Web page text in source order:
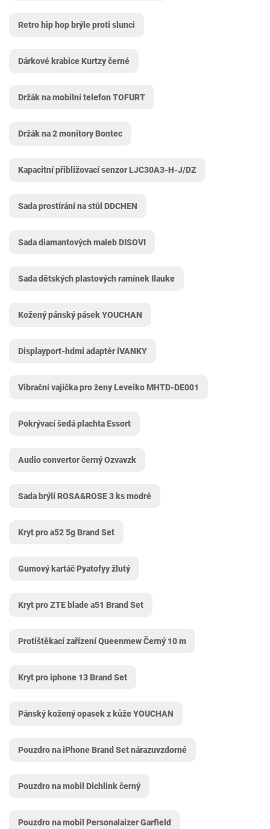
Retro hip hop brýle proti slunci
Dárkové krabice Kurtzy černé
Držák na mobilní telefon TOFURT
Držák na 2 monitory Bontec
Kapacitní přibližovací senzor LJC30A3-H-J/DZ
Sada prostírání na stůl DDCHEN
Sada diamantových maleb DISOVI
Sada dětských plastových ramínek Ilauke
Kožený pánský pásek YOUCHAN
Displayport-hdmi adaptér iVANKY
Vibrační vajíčka pro ženy Leveiko MHTD-DE001
Pokrývací šedá plachta Essort
Audio convertor černý Ozvavzk
Sada brýlí ROSA&ROSE 3 ks modré
Kryt pro a52 5g Brand Set
Gumový kartáč Pyatofyy žlutý
Kryt pro ZTE blade a51 Brand Set
Protištěkací zařízení Queenmew Černý 10 m
Kryt pro iphone 13 Brand Set
Pánský kožený opasek z kůže YOUCHAN
Pouzdro na iPhone Brand Set nárazuvzdorné
Pouzdro na mobil Dichlink černý
Pouzdro na mobil Personalaizer Garfield